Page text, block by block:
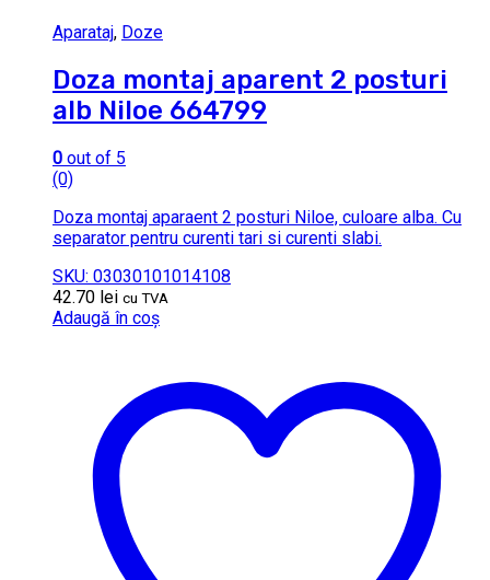
Aparataj, Doze
Doza montaj aparent 2 posturi
alb Niloe 664799
0 out of 5
(0)
Doza montaj aparaent 2 posturi Niloe, culoare alba. Cu
separator pentru curenti tari si curenti slabi.
SKU: 03030101014108
42.70 lei cu TVA
Adaugă în coș